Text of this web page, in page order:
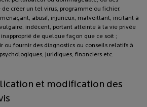
créer un tel virus, programme ou fichier.
abusif, injurieux, malveillant, incitant à
indécent, portant atteinte à la vie privée
de quelque façon que ce soit ;
ou fournir des diagnostics ou conseils relatifs à
juridiques, financiers etc.
et modification des